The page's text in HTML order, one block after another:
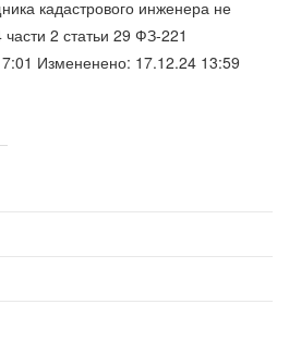
кадастрового инженера не
2 статьи 29 ФЗ-221
Измененено: 17.12.24 13:59